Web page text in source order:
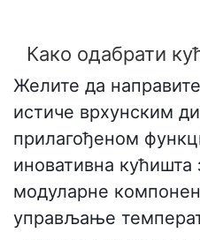
Како одабрати
Желите да
истиче врхунским
прилагођеном
иновативна
модуларне
управљање